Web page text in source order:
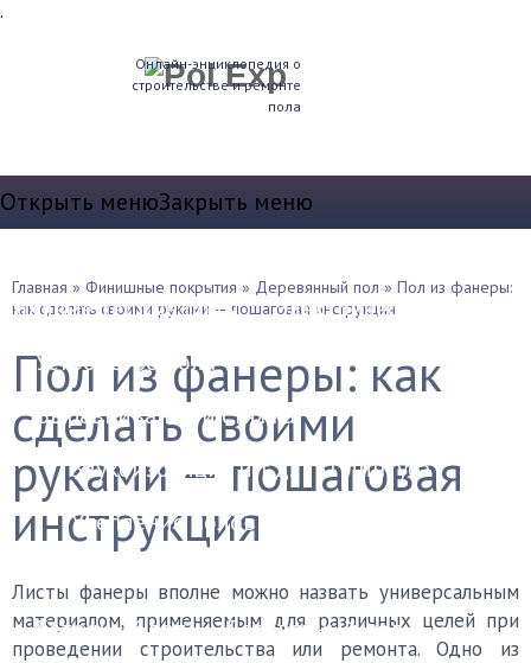
.
Онлайн-энциклопедия о
строительстве и ремонте
пола
Открыть менюЗакрыть меню
Водяные теплые полы
Электрические полы
Устройство пола
Выравнивание и стяжка
Звукоизоляция и т.д.
Плинтуса
Утепление полов
Бетонный пол
Деревянный пол
Главная » Финишные покрытия » Деревянный пол » Пол из фанеры:
как сделать своими руками — пошаговая инструкция
Пол из фанеры: как
сделать своими
руками — пошаговая
инструкция
Листы фанеры вполне можно назвать универсальным
материалом, применяемым для различных целей при
проведении строительства или ремонта. Одно из